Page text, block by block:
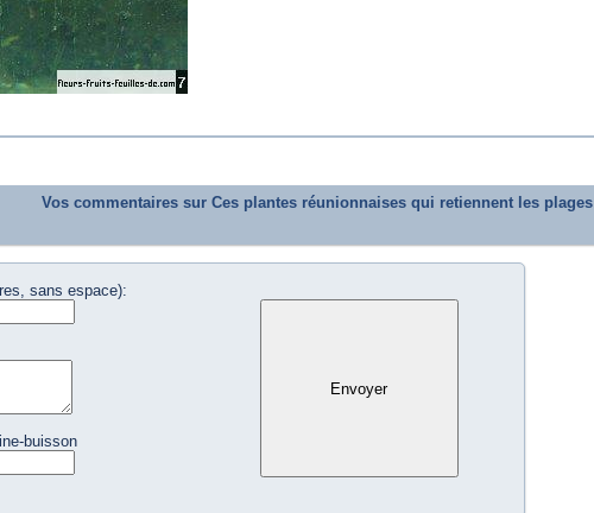
Vos commentaires sur Ces plantes réunionnaises qui retiennent les plages
sans espace):
buisson